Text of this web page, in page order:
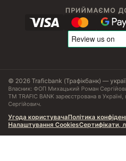
ПРИЙМАЄМО
© 2026 Traficbank (Трафікбанк) —
Власник: ФОП Михацький Роман
ТМ TRAFIC BANK зареєстрована в
Сергійович.
Угода користувачаПолітика
Налаштування CookiesСертифікати,